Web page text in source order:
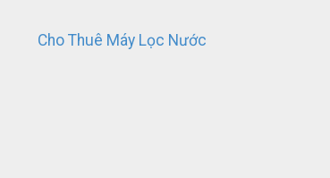
Cho Thuê Máy Lọc Nước